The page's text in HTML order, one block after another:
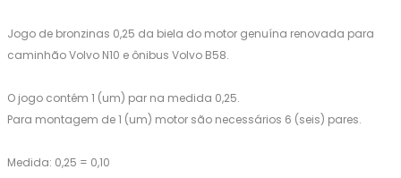
Jogo de bronzinas 0,25 da biela do motor genuína renovada para
caminhão Volvo N10 e ônibus Volvo B58.
O jogo contém 1 (um) par na medida 0,25.
Para montagem de 1 (um) motor são necessários 6 (seis) pares.
Medida: 0,25 = 0,10